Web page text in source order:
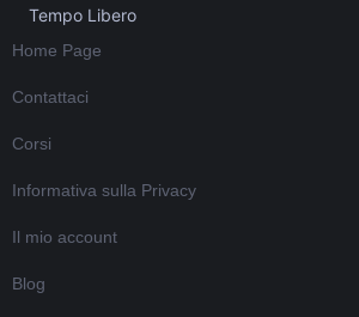
Tempo Libero
Home Page
Contattaci
Corsi
Informativa sulla Privacy
Il mio account
Blog